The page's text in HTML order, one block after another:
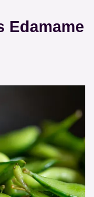
Edamame